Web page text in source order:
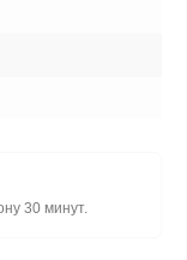
30 минут.